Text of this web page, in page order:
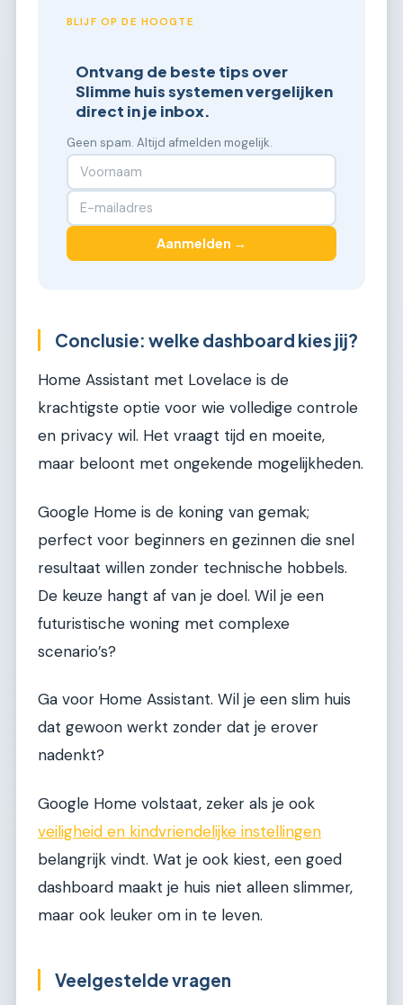
BLIJF OP DE HOOGTE
Ontvang de beste tips over
Slimme huis systemen vergelijken
direct in je inbox.
Geen spam. Altijd afmelden mogelijk.
Aanmelden →
Conclusie: welke dashboard kies jij?
Home Assistant met Lovelace is de
krachtigste optie voor wie volledige controle
en privacy wil. Het vraagt tijd en moeite,
maar beloont met ongekende mogelijkheden.
Google Home is de koning van gemak;
perfect voor beginners en gezinnen die snel
resultaat willen zonder technische hobbels.
De keuze hangt af van je doel. Wil je een
futuristische woning met complexe
scenario’s?
Ga voor Home Assistant. Wil je een slim huis
dat gewoon werkt zonder dat je erover
nadenkt?
Google Home volstaat, zeker als je ook
veiligheid en kindvriendelijke instellingen
belangrijk vindt. Wat je ook kiest, een goed
dashboard maakt je huis niet alleen slimmer,
maar ook leuker om in te leven.
Veelgestelde vragen